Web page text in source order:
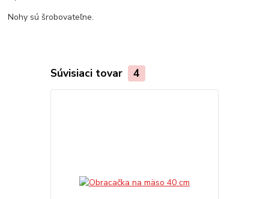
Nohy sú šrobovateľne.
Súvisiaci tovar 4